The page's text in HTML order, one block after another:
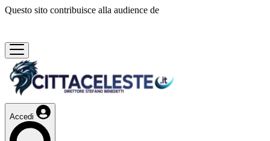
Questo sito contribuisce alla audience de
Accedi